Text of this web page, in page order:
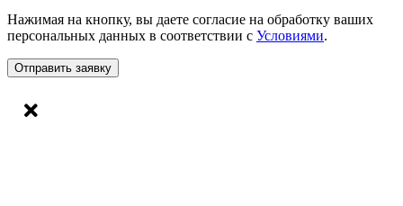
Нажимая на кнопку, вы даете согласие на обработку ваших
персональных данных в соответствии с Условиями.